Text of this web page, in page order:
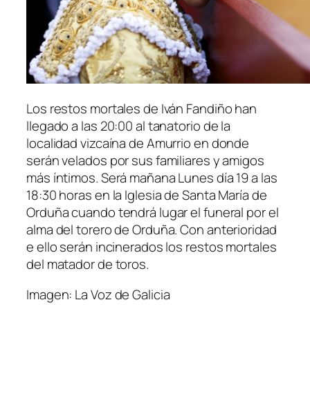
Los restos mortales de Iván Fandiño han
llegado a las 20:00 al tanatorio de la
localidad vizcaína de Amurrio en donde
serán velados por sus familiares y amigos
más íntimos. Será mañana Lunes día 19 a las
18:30 horas en la Iglesia de Santa María de
Orduña cuando tendrá lugar el funeral por el
alma del torero de Orduña. Con anterioridad
e ello serán incinerados los restos mortales
del matador de toros.
Imagen: La Voz de Galicia